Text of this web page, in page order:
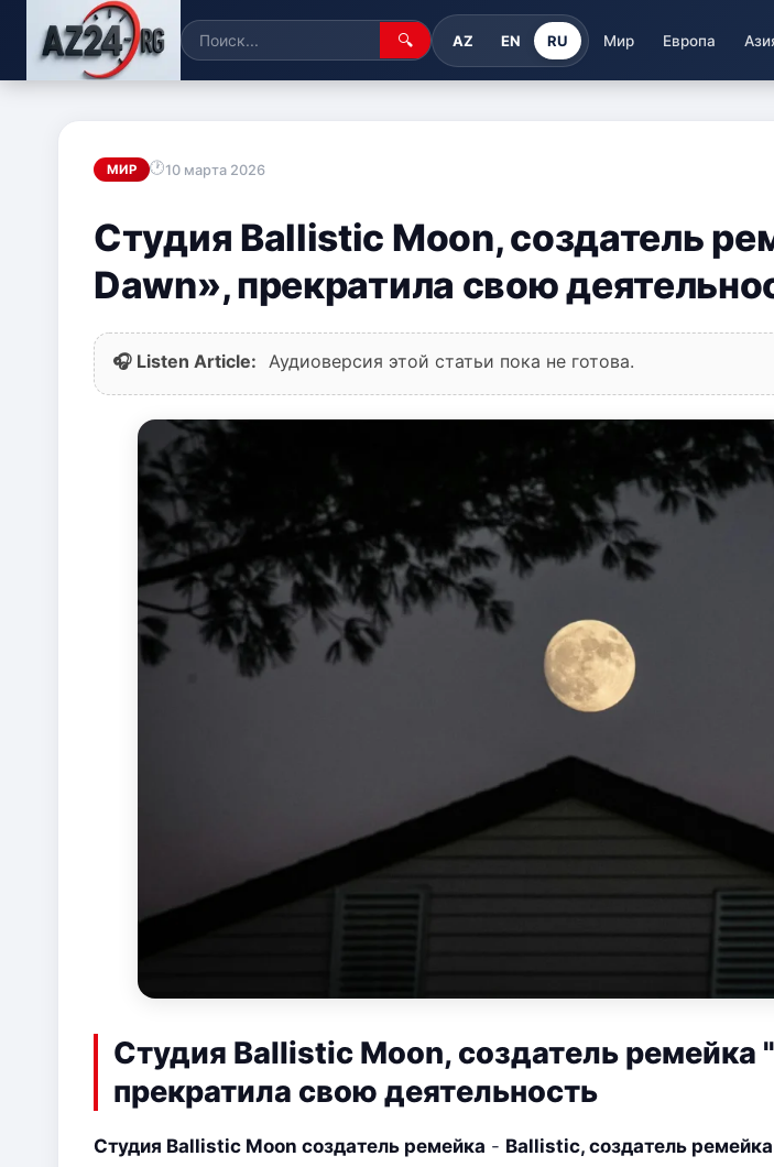
🔍 AZ EN RU Мир Европа
МИР 10 марта 2026
Студия Ballistic Moon, создатель
Dawn», прекратила свою
🎧 Listen Article: Аудиоверсия этой статьи пока не готова.
Студия Ballistic Moon, создатель ремейка
прекратила свою деятельность
Студия Ballistic Moon создатель ремейка - Ballistic, создатель